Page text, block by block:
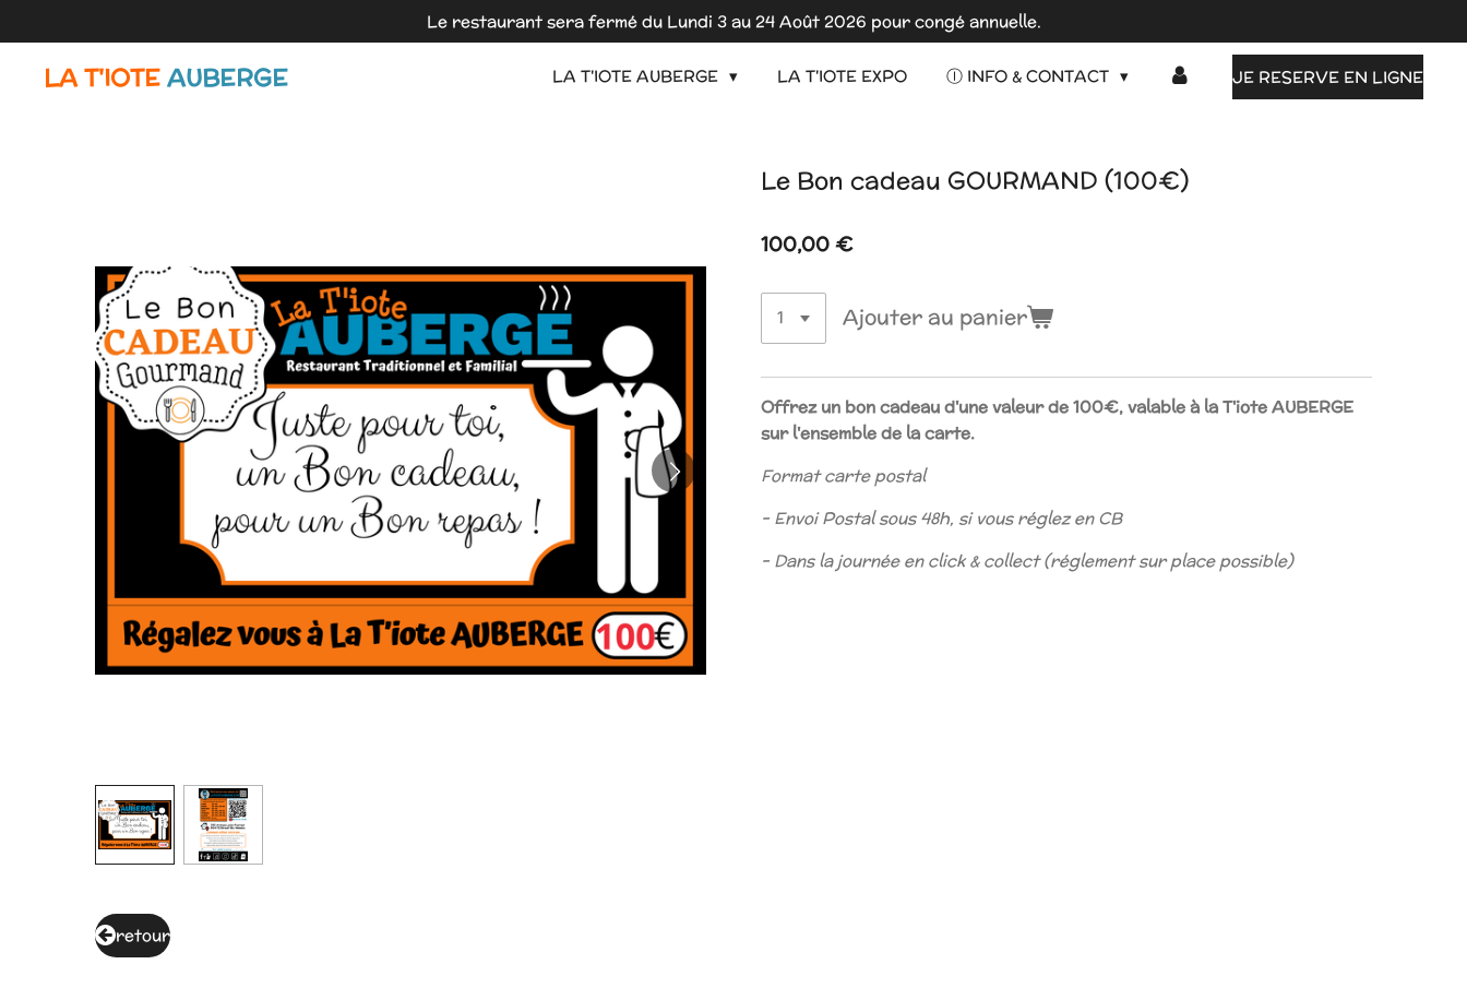
au
contenu
Le restaurant sera fermé du Lundi 3 au 24 Août 2026 pour congé annuelle.
LA T'IOTEAUBERGE LA T'IOTE AUBERGE LA T'IOTE EXPO Ⓘ INFO & CONTACT JE RESERVE EN LIGNE
Le Bon cadeau GOURMAND (100€)
100,00 €
Ajouter au panier
Offrez un bon cadeau d'une valeur de 100€, valable à la T'iote AUBERGE
sur l'ensemble de la carte.
Format carte postal
- Envoi Postal sous 48h, si vous réglez en CB
- Dans la journée en click & collect (réglement sur place possible)
retour